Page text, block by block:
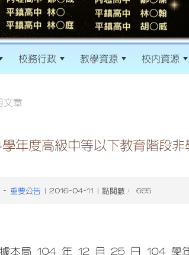
校務行政 教學資源 校內資源
文章
學年度高級中等以下教育階段
- 重要公告 | 2016-04-11 | 點閱數： 655
本局 104 年 12 月 25 日 104 學年